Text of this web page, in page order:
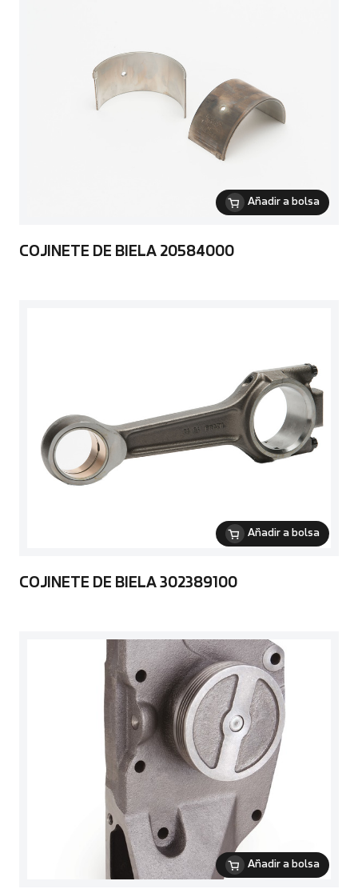
Añadir a bolsa
COJINETE DE BIELA 20584000
Añadir a bolsa
COJINETE DE BIELA 302389100
Añadir a bolsa